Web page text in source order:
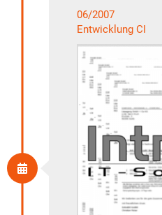
06/2007
Entwicklung CI